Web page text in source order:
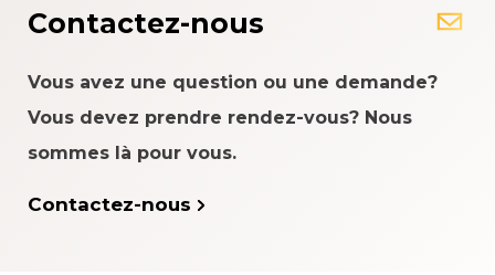
Contactez-nous
Vous avez une question ou une demande?
Vous devez prendre rendez-vous? Nous
sommes là pour vous.
Contactez-nous